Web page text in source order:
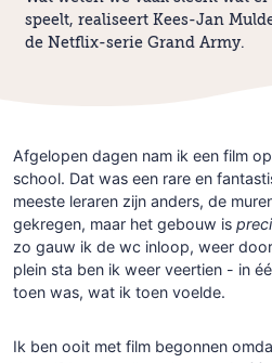
speelt, realiseert Kees-Jan
de Netflix-serie Grand Army.
Afgelopen dagen nam ik een film
school. Dat was een rare en
meeste leraren zijn anders, de
gekregen, maar het gebouw is
zo gauw ik de wc inloop, weer
plein sta ben ik weer veertien - in
toen was, wat ik toen voelde.
Ik ben ooit met film begonnen